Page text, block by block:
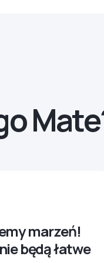
marzeń!
będą łatwe